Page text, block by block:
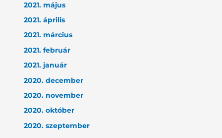
2021. május
2021. április
2021. március
2021. február
2021. január
2020. december
2020. november
2020. október
2020. szeptember